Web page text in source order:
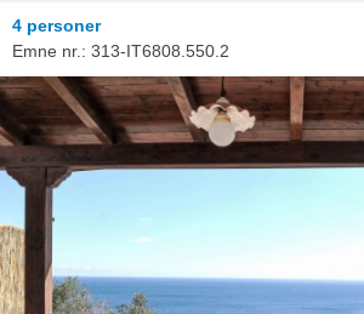
4 personer
Emne nr.: 313-IT6808.550.2